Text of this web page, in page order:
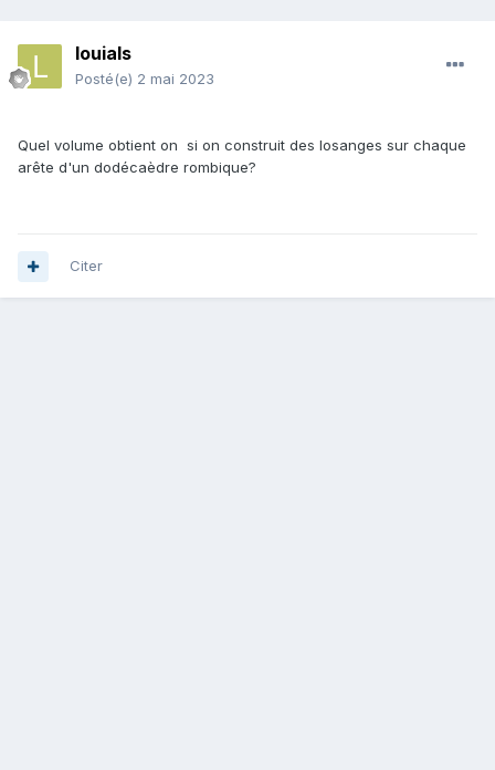
louials
Posté(e) 2 mai 2023
Quel volume obtient on si on construit des losanges sur chaque
arête d'un dodécaèdre rombique?
Citer